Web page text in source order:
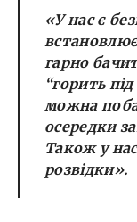
«У нас є
гарно
“горить
можна
осередки
Також у нас
розвідки».